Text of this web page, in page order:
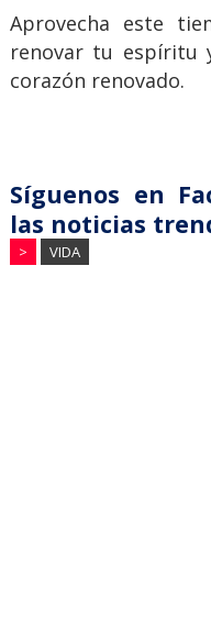
Aprovecha este
renovar tu espíritu
corazón renovado.
Síguenos en
las noticias
> VIDA